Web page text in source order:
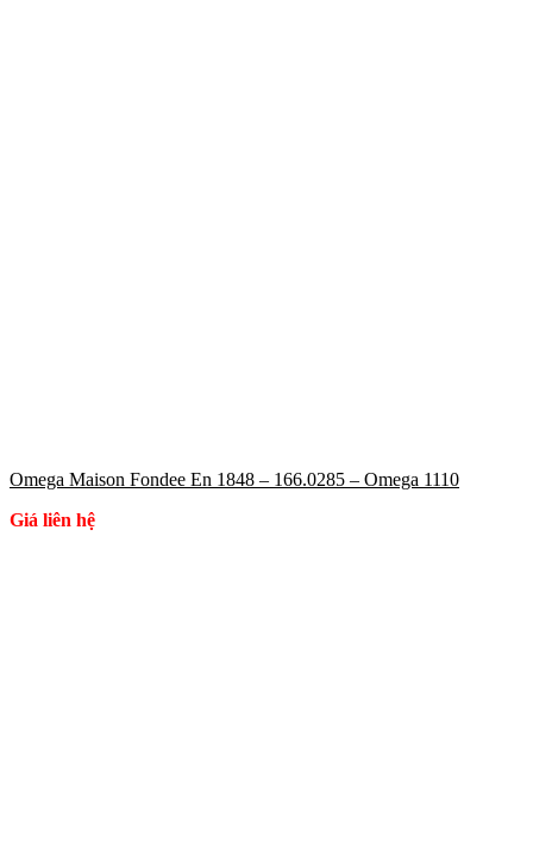
Omega Maison Fondee En 1848 – 166.0285 – Omega 1110
Giá liên hệ